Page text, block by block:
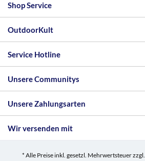
Shop Service
OutdoorKult
Service Hotline
Unsere Communitys
Unsere Zahlungsarten
Wir versenden mit
* Alle Preise inkl. gesetzl. Mehrwertsteuer zzgl.